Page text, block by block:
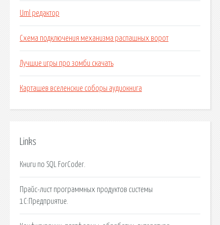
Uml редактор
Схема подключения механизма распашных ворот
Лучшие игры про зомби скачать
Карташев вселенские соборы аудиокнига
Links
Книги по SQL ForCoder.
Прайс-лист программных продуктов системы
1С:Предприятие.